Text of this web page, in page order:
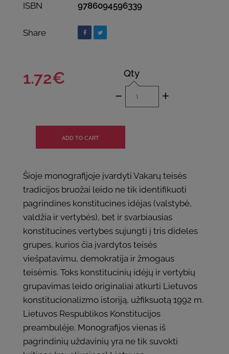
ISBN 9786094596339
Share
1.72€ Qty
- +
Šioje monografijoje įvardyti Vakarų teisės
tradicijos bruožai leido ne tik identifikuoti
pagrindines konstitucines idėjas (valstybė,
valdžia ir vertybės), bet ir svarbiausias
konstitucines vertybes sujungti į tris dideles
grupes, kurios čia įvardytos teisės
viešpatavimu, demokratija ir žmogaus
teisėmis. Toks konstitucinių idėjų ir vertybių
grupavimas leido originaliai atkurti Lietuvos
konstitucionalizmo istoriją, užfiksuotą 1992 m.
Lietuvos Respublikos Konstitucijos
preambulėje. Monografijos vienas iš
pagrindinių uždavinių yra ne tik suvokti